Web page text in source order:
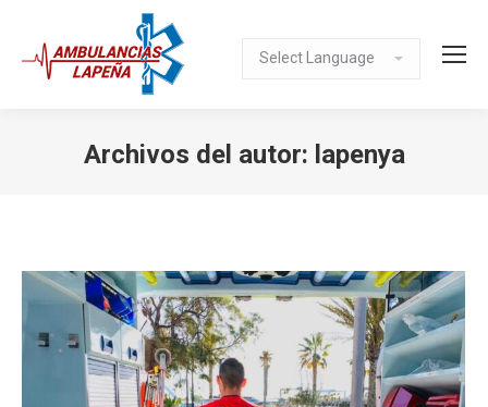
Archivos del autor: lapenya